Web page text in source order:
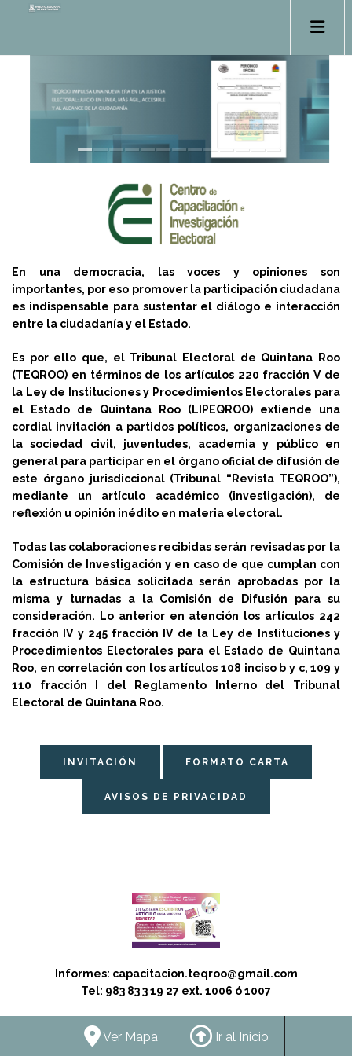
En una democracia, las voces y opiniones son
importantes, por eso promover la participación ciudadana
es indispensable para sustentar el diálogo e interacción
entre la ciudadanía y el Estado.
Es por ello que, el Tribunal Electoral de Quintana Roo
(TEQROO) en términos de los artículos 220 fracción V de
la Ley de Instituciones y Procedimientos Electorales para
el Estado de Quintana Roo (LIPEQROO) extiende una
cordial invitación a partidos políticos, organizaciones de
la sociedad civil, juventudes, academia y público en
general para participar en el órgano oficial de difusión de
este órgano jurisdiccional (Tribunal “Revista TEQROO”),
mediante un artículo académico (investigación), de
reflexión u opinión inédito en materia electoral.
Todas las colaboraciones recibidas serán revisadas por la
Comisión de Investigación y en caso de que cumplan con
la estructura básica solicitada serán aprobadas por la
misma y turnadas a la Comisión de Difusión para su
consideración. Lo anterior en atención los artículos 242
fracción IV y 245 fracción IV de la Ley de Instituciones y
Procedimientos Electorales para el Estado de Quintana
Roo, en correlación con los artículos 108 inciso b y c, 109 y
110 fracción I del Reglamento Interno del Tribunal
Electoral de Quintana Roo.
INVITACIÓN FORMATO CARTA
AVISOS DE PRIVACIDAD
Informes: capacitacion.teqroo@gmail.com
Tel: 983 83 3 19 27 ext. 1006 ó 1007
Ver Mapa Ir al Inicio